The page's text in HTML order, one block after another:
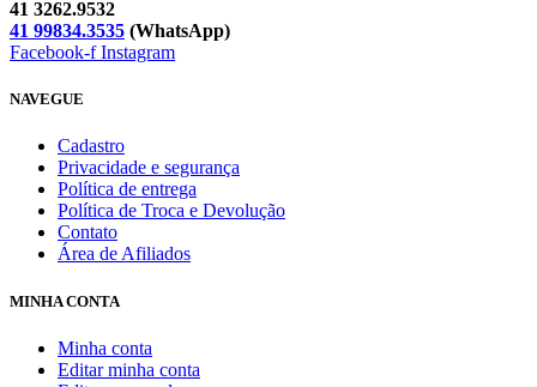
41 3262.9532
41 99834.3535 (WhatsApp)
Facebook-f Instagram
NAVEGUE
Cadastro
Privacidade e segurança
Política de entrega
Política de Troca e Devolução
Contato
Área de Afiliados
MINHA CONTA
Minha conta
Editar minha conta